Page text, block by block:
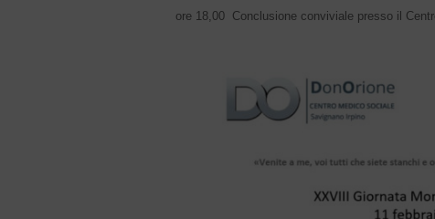
ore 18,00 Conclusione conviviale presso il